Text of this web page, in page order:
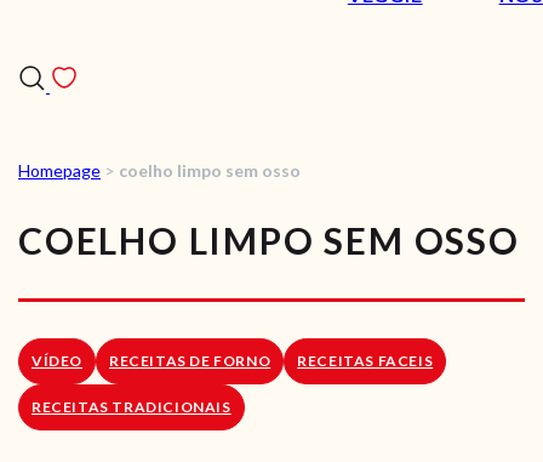
RECEITAS
VÍDEOS
RECEITAS VEGGIE
SOBRE NÓS
LOJA ONLINE
Homepage > coelho limpo sem osso
COELHO LIMPO SEM OSSO
VÍDEO RECEITAS DE FORNO RECEITAS FACEIS
RECEITAS TRADICIONAIS